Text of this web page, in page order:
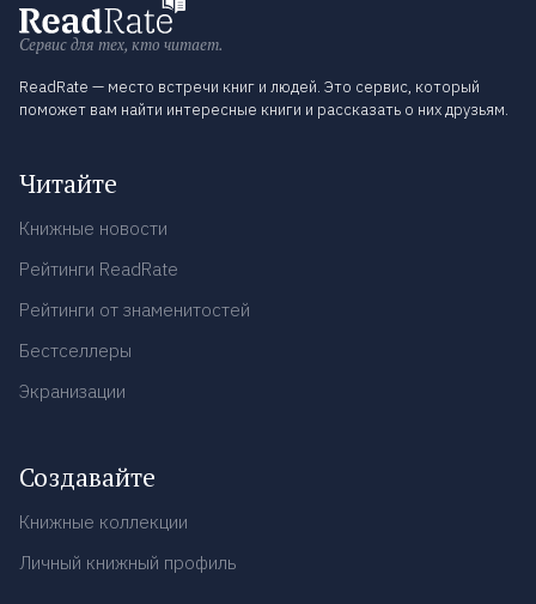
Сервис для тех, кто читает.
ReadRate — место встречи книг и людей. Это сервис, который
поможет вам найти интересные книги и рассказать о них друзьям.
Читайте
Книжные новости
Рейтинги ReadRate
Рейтинги от знаменитостей
Бестселлеры
Экранизации
Создавайте
Книжные коллекции
Личный книжный профиль